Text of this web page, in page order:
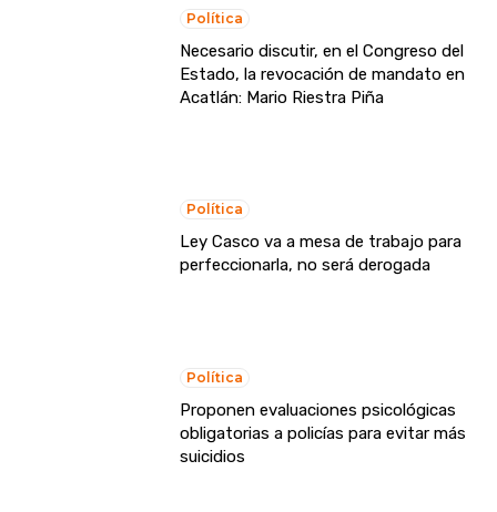
Política
Necesario discutir, en el Congreso del
Estado, la revocación de mandato en
Acatlán: Mario Riestra Piña
Política
Ley Casco va a mesa de trabajo para
perfeccionarla, no será derogada
Política
Proponen evaluaciones psicológicas
obligatorias a policías para evitar más
suicidios